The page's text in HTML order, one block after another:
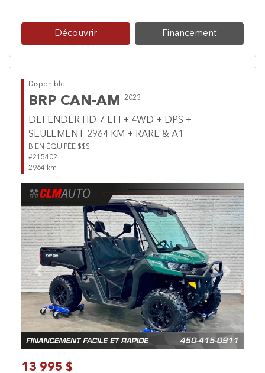
Découvrir Financement
Disponible
BRP CAN-AM 2023
DEFENDER HD-7 EFI + 4WD + DPS +
SEULEMENT 2964 KM + RARE & A1
BIEN ÉQUIPÉE $$$
#215402
2964 km
Previous Next
13 995 $